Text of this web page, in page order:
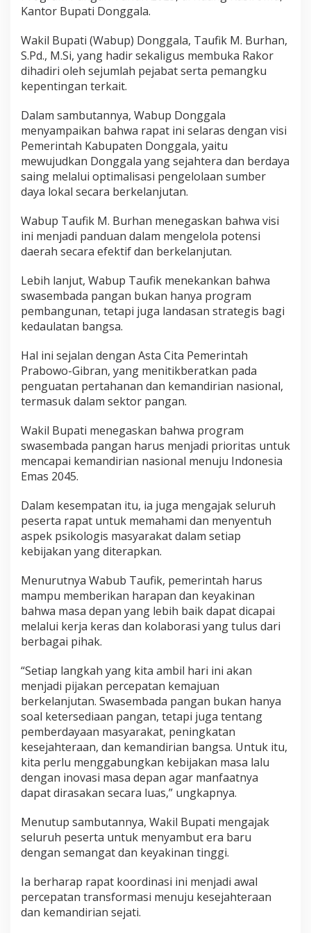
P
o
g
r
a
m
w
a
s
e
m
b
a
a
P
a
n
a
n
Kantor Bupati Donggala.
Wakil Bupati (Wabup) Donggala, Taufik M. Burhan,
S.Pd., M.Si, yang hadir sekaligus membuka Rakor
dihadiri oleh sejumlah pejabat serta pemangku
kepentingan terkait.
Dalam sambutannya, Wabup Donggala
menyampaikan bahwa rapat ini selaras dengan visi
Pemerintah Kabupaten Donggala, yaitu
mewujudkan Donggala yang sejahtera dan berdaya
saing melalui optimalisasi pengelolaan sumber
daya lokal secara berkelanjutan.
Wabup Taufik M. Burhan menegaskan bahwa visi
ini menjadi panduan dalam mengelola potensi
daerah secara efektif dan berkelanjutan.
Lebih lanjut, Wabup Taufik menekankan bahwa
swasembada pangan bukan hanya program
pembangunan, tetapi juga landasan strategis bagi
kedaulatan bangsa.
Hal ini sejalan dengan Asta Cita Pemerintah
Prabowo-Gibran, yang menitikberatkan pada
penguatan pertahanan dan kemandirian nasional,
termasuk dalam sektor pangan.
Wakil Bupati menegaskan bahwa program
swasembada pangan harus menjadi prioritas untuk
mencapai kemandirian nasional menuju Indonesia
Emas 2045.
Dalam kesempatan itu, ia juga mengajak seluruh
peserta rapat untuk memahami dan menyentuh
aspek psikologis masyarakat dalam setiap
kebijakan yang diterapkan.
Menurutnya Wabub Taufik, pemerintah harus
mampu memberikan harapan dan keyakinan
bahwa masa depan yang lebih baik dapat dicapai
melalui kerja keras dan kolaborasi yang tulus dari
berbagai pihak.
“Setiap langkah yang kita ambil hari ini akan
menjadi pijakan percepatan kemajuan
berkelanjutan. Swasembada pangan bukan hanya
soal ketersediaan pangan, tetapi juga tentang
pemberdayaan masyarakat, peningkatan
kesejahteraan, dan kemandirian bangsa. Untuk itu,
kita perlu menggabungkan kebijakan masa lalu
dengan inovasi masa depan agar manfaatnya
dapat dirasakan secara luas,” ungkapnya.
Menutup sambutannya, Wakil Bupati mengajak
seluruh peserta untuk menyambut era baru
dengan semangat dan keyakinan tinggi.
Ia berharap rapat koordinasi ini menjadi awal
percepatan transformasi menuju kesejahteraan
dan kemandirian sejati.